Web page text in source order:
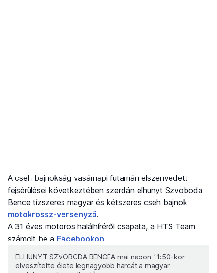
A cseh bajnokság vasárnapi futamán elszenvedett
fejsérülései következtében szerdán elhunyt Szvoboda
Bence tízszeres magyar és kétszeres cseh bajnok
motokrossz-versenyző.
A 31 éves motoros halálhíréről csapata, a HTS Team
számolt be a Facebookon.
ELHUNYT SZVOBODA BENCEA mai napon 11:50-kor
elveszítette élete legnagyobb harcát a magyar